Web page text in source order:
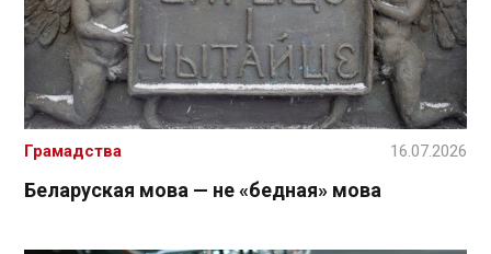
Беларуская мова — не «бедная» мова
Грамадства 16.07.2026